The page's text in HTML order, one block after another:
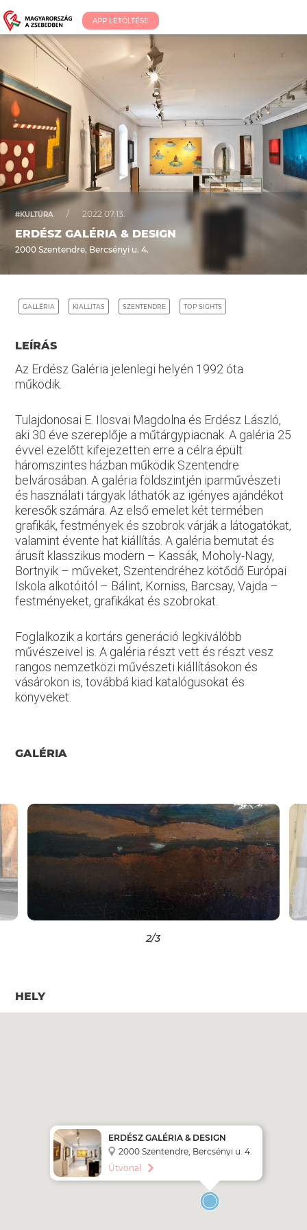
APP LETÖLTÉSE
#KULTÚRA / 2022.07.13.
ERDÉSZ GALÉRIA & DESIGN
2000 Szentendre, Bercsényi u. 4.
GALLÉRIA KIALLITAS SZENTENDRE TOP SIGHTS
LEÍRÁS
Az Erdész Galéria jelenlegi helyén 1992 óta
működik.
Tulajdonosai E. Ilosvai Magdolna és Erdész László,
aki 30 éve szereplője a műtárgypiacnak. A galéria 25
évvel ezelőtt kifejezetten erre a célra épült
háromszintes házban működik Szentendre
belvárosában. A galéria földszintjén iparművészeti
és használati tárgyak láthatók az igényes ajándékot
keresők számára. Az első emelet két termében
grafikák, festmények és szobrok várják a látogatókat,
valamint évente hat kiállítás. A galéria bemutat és
árusít klasszikus modern – Kassák, Moholy-Nagy,
Bortnyik – műveket, Szentendréhez kötődő Európai
Iskola alkotóitól – Bálint, Korniss, Barcsay, Vajda –
festményeket, grafikákat és szobrokat.
Foglalkozik a kortárs generáció legkiválóbb
művészeivel is. A galéria részt vett és részt vesz
rangos nemzetközi művészeti kiállításokon és
vásárokon is, továbbá kiad katalógusokat és
könyveket.
GALÉRIA
2/3
HELY
ERDÉSZ GALÉRIA & DESIGN
2000 Szentendre, Bercsényi u. 4.
Útvonal